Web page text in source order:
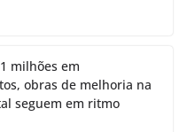
milhões em
obras de melhoria na
seguem em ritmo